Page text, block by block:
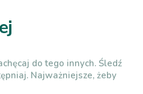
do tego innych. Śledź
Najważniejsze, żeby